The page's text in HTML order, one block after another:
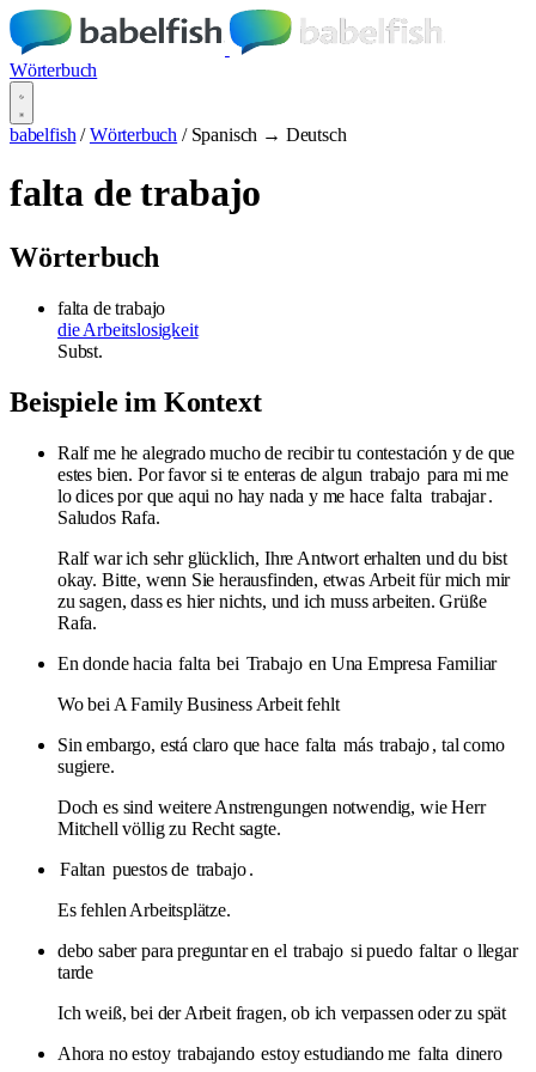
Wörterbuch
babelfish / Wörterbuch / Spanisch → Deutsch
falta de trabajo
Wörterbuch
falta de trabajo
die Arbeitslosigkeit
Subst.
Beispiele im Kontext
Ralf me he alegrado mucho de recibir tu contestación y de que
estes bien. Por favor si te enteras de algun trabajo para mi me
lo dices por que aqui no hay nada y me hace falta trabajar.
Saludos Rafa.
Ralf war ich sehr glücklich, Ihre Antwort erhalten und du bist
okay. Bitte, wenn Sie herausfinden, etwas Arbeit für mich mir
zu sagen, dass es hier nichts, und ich muss arbeiten. Grüße
Rafa.
En donde hacia falta bei Trabajo en Una Empresa Familiar
Wo bei A Family Business Arbeit fehlt
Sin embargo, está claro que hace falta más trabajo, tal como
sugiere.
Doch es sind weitere Anstrengungen notwendig, wie Herr
Mitchell völlig zu Recht sagte.
Faltan puestos de trabajo.
Es fehlen Arbeitsplätze.
debo saber para preguntar en el trabajo si puedo faltar o llegar
tarde
Ich weiß, bei der Arbeit fragen, ob ich verpassen oder zu spät
Ahora no estoy trabajando estoy estudiando me falta dinero